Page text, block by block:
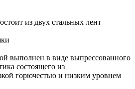
из двух стальных лент
выполнен в виде выпрессованного
состоящего из
горючестью и низким уровнем